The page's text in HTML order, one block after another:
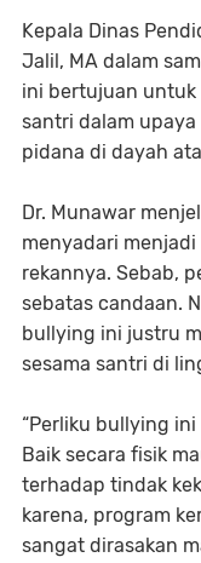
Kepala Dinas
Jalil, MA dalam
ini bertujuan untuk
santri dalam
pidana di dayah
Dr. Munawar
menyadari
rekannya. Sebab,
sebatas candaan.
bullying ini justru
sesama santri di
“Perliku bullying
Baik secara fisik
terhadap tindak
karena, program
sangat dirasakan